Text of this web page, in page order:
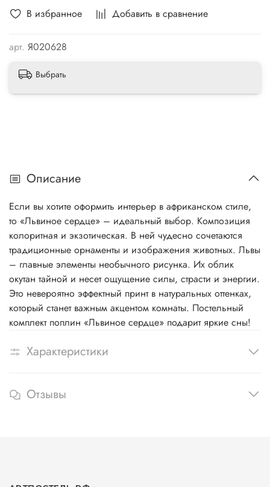
В избранное Добавить в сравнение
арт. Я020628
Выбрать
Описание
Если вы хотите оформить интерьер в африканском стиле,
то «Львиное сердце» – идеальный выбор. Композиция
колоритная и экзотическая. В ней чудесно сочетаются
традиционные орнаменты и изображения животных. Львы
– главные элементы необычного рисунка. Их облик
окутан тайной и несет ощущение силы, страсти и энергии.
Это невероятно эффектный принт в натуральных оттенках,
который станет важным акцентом комнаты. Постельный
комплект поплин «Львиное сердце» подарит яркие сны!
Характеристики
Отзывы